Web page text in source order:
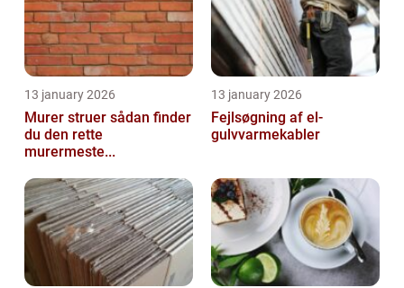
13 january 2026
Murer struer sådan finder
du den rette
murermeste...
13 january 2026
Fejlsøgning af el-
gulvvarmekabler